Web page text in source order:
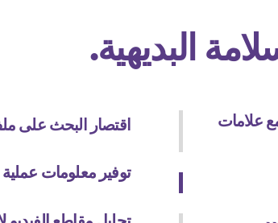
البديهية.
علامات
اقتصار البحث على
توفير معلومات